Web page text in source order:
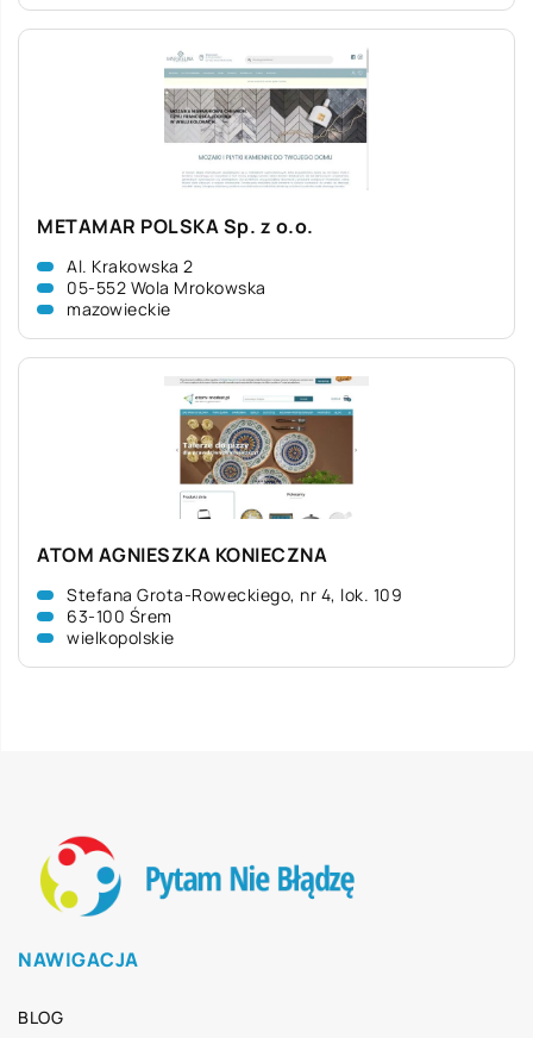
METAMAR POLSKA Sp. z o.o.
Al. Krakowska 2
05-552 Wola Mrokowska
mazowieckie
ATOM AGNIESZKA KONIECZNA
Stefana Grota-Roweckiego, nr 4, lok. 109
63-100 Śrem
wielkopolskie
NAWIGACJA
BLOG